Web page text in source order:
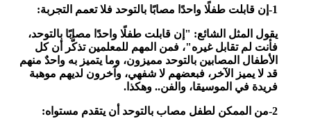
1-إن قابلت طفلًا واحدًا مصابًا بالتوحد فلا تعمم التجربة:
يقول المثل الشائع: "إن قابلت طفلًا واحدًا مصابًا بالتوحد،
فأنت لم تقابل غيره"، فمن المهم للمعلمين تذكُّر أن كل
الأطفال المصابين بالتوحد مميزون، وما يتميز به واحدٌ منهم
قد لا يميز الآخر، فبعضهم لا شفهي، وآخرون لديهم موهبة
فريدة في الموسيقا، والفن.. وهكذا.
2-من الممكن لطفل مصاب بالتوحد أن يتقدم مستواه: